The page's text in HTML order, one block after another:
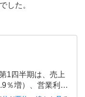
した。
1四半期は、売上
％増）、営業利益